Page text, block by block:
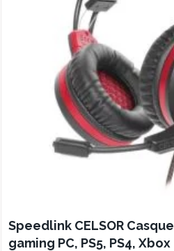
Speedlink CELSOR Casque
gaming PC, PS5, PS4, Xbox